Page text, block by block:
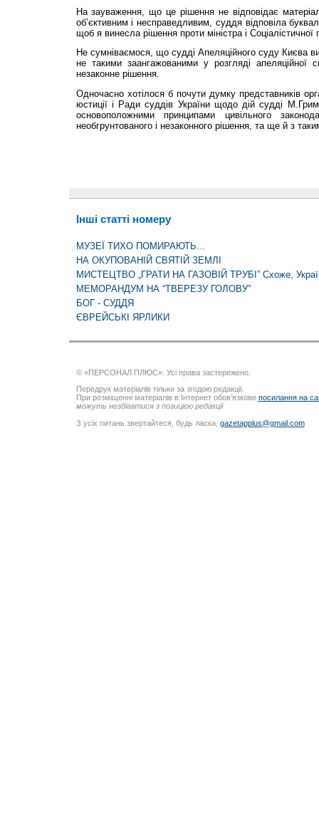
На зауваження, що це рішення не відповідає
об’єктивним і несправедливим, суддя відповіла
щоб я винесла рішення проти міністра і Соціалістичної
Не сумніваємося, що судді Апеляційного суду Києва
не такими заангажованими у розгляді апеляційної
незаконне рішення.
Одночасно хотілося б почути думку представників
юстиції і Ради суддів України щодо дій судді
основоположними принципами цивільного
необгрунтованого і незаконного рішення, та ще й з
Інші статті номеру
МУЗЕЇ ТИХО ПОМИРАЮТЬ…
НА ОКУПОВАНІЙ СВЯТІЙ ЗЕМЛІ
МИСТЕЦТВО „ГРАТИ НА ГАЗОВІЙ ТРУБІ” Схоже,
МЕМОРАНДУМ НА “ТВЕРЕЗУ ГОЛОВУ”
БОГ - СУДДЯ
ЄВРЕЙСЬКІ ЯРЛИКИ
© «ПЕРСОНАЛ ПЛЮС». Усі права застережено.
Передрук матеріалів тільки за згодою редакції.
При розміщенні матеріалів в Інтернет обов’язкове посилання на
можуть незбігатися з позицією редакції
З усіх питань звертайтеся, будь ласка, gazetapplus@gmail.com